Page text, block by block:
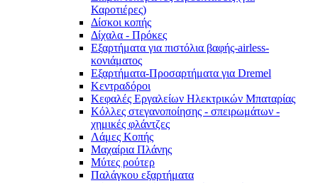
Καροτιέρες)
Δίσκοι κοπής
Δίχαλα - Πρόκες
Εξαρτήματα για πιστόλια βαφής-airless-
κονιάματος
Εξαρτήματα-Προσαρτήματα για Dremel
Κεντραδόροι
Κεφαλές Εργαλείων Ηλεκτρικών Μπαταρίας
Κόλλες στεγανοποίησης - σπειρωμάτων -
χημικές φλάντζες
Λάμες Κοπής
Μαχαίρια Πλάνης
Μύτες ρούτερ
Παλάγκου εξαρτήματα